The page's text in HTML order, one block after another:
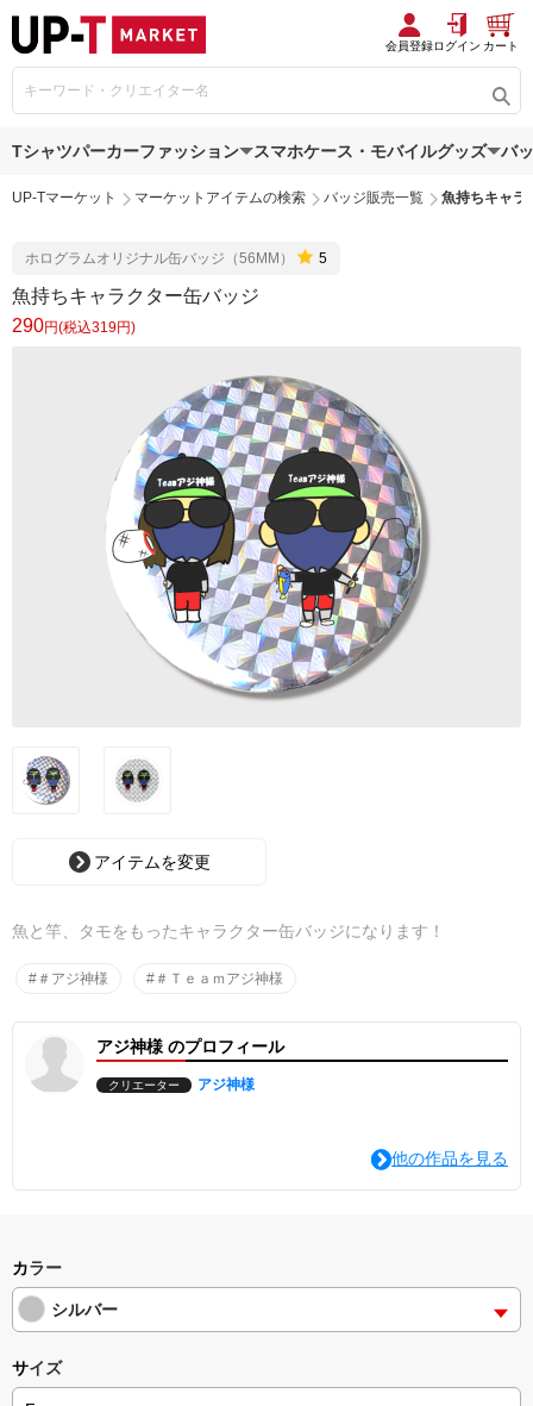
会員登録ログイン カート
Tシャツパーカーファッション スマホケース・モバイルグッズ バ
UP-Tマーケット マーケットアイテムの検索 バッジ販売一覧 魚持ちキャラ
ホログラムオリジナル缶バッジ（56MM） 5
魚持ちキャラクター缶バッジ
290円(税込319円)
アイテムを変更
魚と竿、タモをもったキャラクター缶バッジになります！
#＃アジ神様 #＃Ｔｅａｍアジ神様
アジ神様 のプロフィール
クリエーター アジ神様
他の作品を見る
カラー
シルバー
サイズ